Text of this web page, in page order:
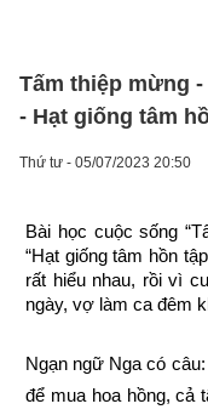
Tấm thiệp mừng
- Hạt giống tâm
Thứ tư - 05/07/2023 20:50
Bài học cuộc sống
“Hạt giống tâm hồn
rất hiểu nhau, rồi vì
ngày, vợ làm ca đêm
Ngạn ngữ Nga có
để mua hoa hồng, cả